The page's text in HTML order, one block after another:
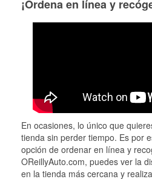
¡Ordena en línea y
En ocasiones, lo único que
tienda sin perder tiempo. Es por
opción de ordenar en línea y
OReillyAuto.com, puedes ver la
en la tienda más cercana y